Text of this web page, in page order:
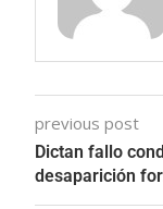
previous post
Dictan fallo
desaparición